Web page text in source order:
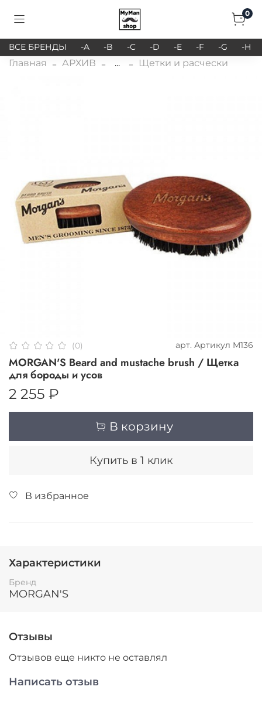
0
ВСЕ БРЕНДЫ -A -B -C -D -E -F -G -H
Главная АРХИВ ... Щетки и расчески
(0) арт. Артикул M136
MORGAN'S Beard and mustache brush / Щетка
для бороды и усов
2 255 ₽
В корзину
Купить в 1 клик
В избранное
Характеристики
Бренд
MORGAN'S
Отзывы
Отзывов еще никто не оставлял
Написать отзыв